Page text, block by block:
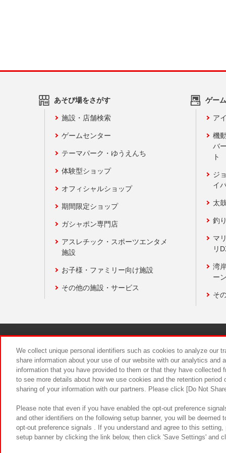
あそび場をさがす
施設・店舗検索
ゲームセンター
テーマパーク・ゆうえんち
体験型ショップ
オフィシャルショップ
期間限定ショップ
ガシャポン専門店
アスレチック・スポーツエンタメ
施設
お子様・ファミリー向け施設
その他の施設・サービス
ゲー
ア
機
バ
ト
ジ
イ
太
釣
マ
リ
湾
ー
そ
食品のご
We collect unique personal identifiers such as cookies to analyze our
share information about your use of our website with our analytics and
information that you have provided to them or that they have
to see more details about how we use cookies and the retention
sharing of your information with our partners. Please click [Do Not
Please note that even if you have enabled the opt-out preference
and other identifiers on the following setup banner, you will be
opt-out preference signals . If you understand and agree to this
setup banner by clicking the link below, then click 'Save Settings' and